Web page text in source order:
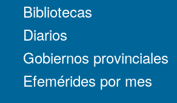
Bibliotecas
Diarios
Gobiernos provinciales
Efemérides por mes